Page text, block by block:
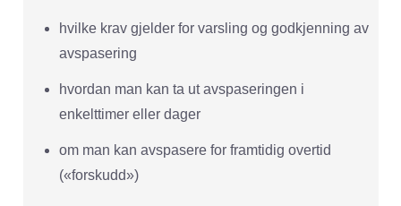
hvilke krav gjelder for varsling og godkjenning av
avspasering
hvordan man kan ta ut avspaseringen i
enkelttimer eller dager
om man kan avspasere for framtidig overtid
(«forskudd»)